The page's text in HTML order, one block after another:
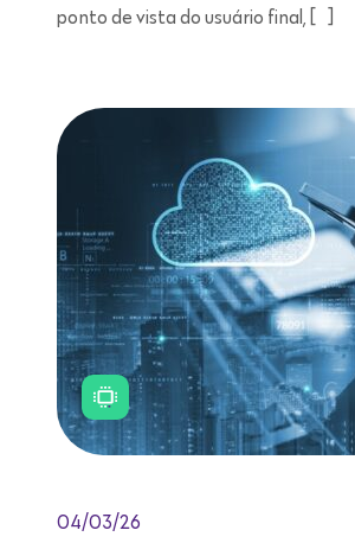
ponto de vista do usuário final, […]
04/03/26